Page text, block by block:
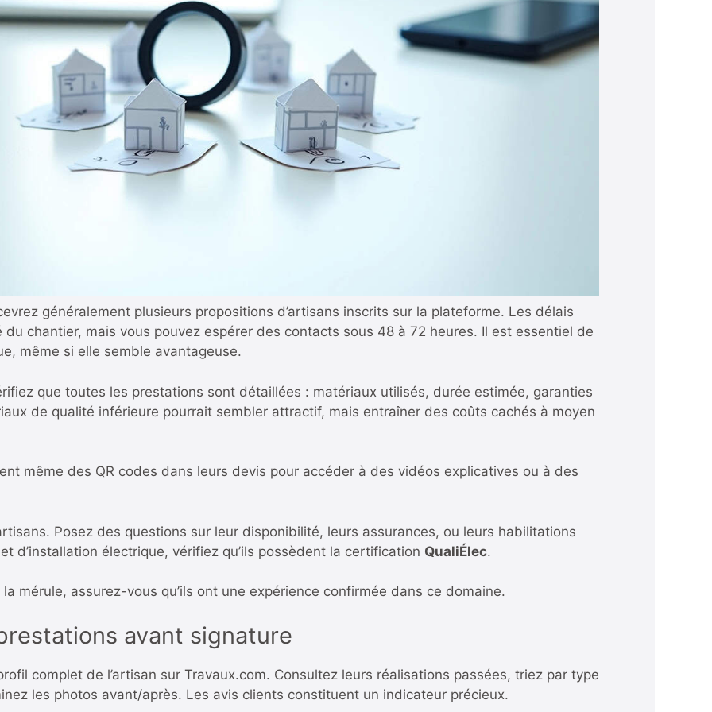
généralement plusieurs propositions d’artisans inscrits sur la plateforme. Les délais
chantier, mais vous pouvez espérer des contacts sous 48 à 72 heures. Il est essentiel de
même si elle semble avantageuse.
que toutes les prestations sont détaillées : matériaux utilisés, durée estimée, garanties
de qualité inférieure pourrait sembler attractif, mais entraîner des coûts cachés à moyen
même des QR codes dans leurs devis pour accéder à des vidéos explicatives ou à des
Posez des questions sur leur disponibilité, leurs assurances, ou leurs habilitations
d’installation électrique, vérifiez qu’ils possèdent la certification QualiÉlec.
la mérule, assurez-vous qu’ils ont une expérience confirmée dans ce domaine.
avant signature
complet de l’artisan sur Travaux.com. Consultez leurs réalisations passées, triez par type
les photos avant/après. Les avis clients constituent un indicateur précieux.